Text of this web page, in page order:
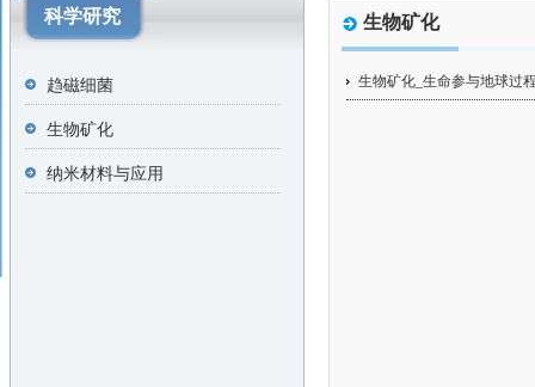
科学研究
趋磁细菌
生物矿化
纳米材料与应用
生物矿化
生物矿化_生命参与地球过